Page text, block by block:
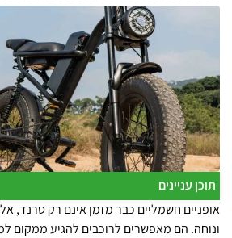
תוכן עניינים
אופניים חשמליים כבר מזמן אינם רק טרנד,
ונוחה. הם מאפשרים לרוכבים להגיע ממקום